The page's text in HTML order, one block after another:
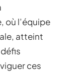
où l’équipe
atteint
ces